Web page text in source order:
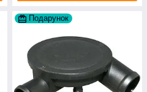
Подарунок